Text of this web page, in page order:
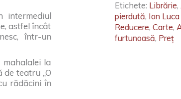
intermediul
astfel încât
într-un
la
de teatru „O
rădăcini în
Etichete: Librărie,
pierdută, Ion
Reducere, Carte,
furtunoasă, Preț